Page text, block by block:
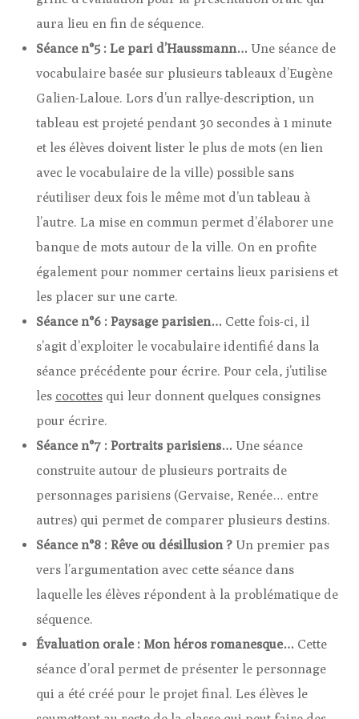
aura lieu en fin de séquence.
Séance n°5 : Le pari d’Haussmann… Une séance de
vocabulaire basée sur plusieurs tableaux d’Eugène
Galien-Laloue. Lors d’un rallye-description, un
tableau est projeté pendant 30 secondes à 1 minute
et les élèves doivent lister le plus de mots (en lien
avec le vocabulaire de la ville) possible sans
réutiliser deux fois le même mot d’un tableau à
l’autre. La mise en commun permet d’élaborer une
banque de mots autour de la ville. On en profite
également pour nommer certains lieux parisiens et
les placer sur une carte.
Séance n°6 : Paysage parisien… Cette fois-ci, il
s’agit d’exploiter le vocabulaire identifié dans la
séance précédente pour écrire. Pour cela, j’utilise
les cocottes qui leur donnent quelques consignes
pour écrire.
Séance n°7 : Portraits parisiens… Une séance
construite autour de plusieurs portraits de
personnages parisiens (Gervaise, Renée… entre
autres) qui permet de comparer plusieurs destins.
Séance n°8 : Rêve ou désillusion ? Un premier pas
vers l’argumentation avec cette séance dans
laquelle les élèves répondent à la problématique de
séquence.
Évaluation orale : Mon héros romanesque… Cette
séance d’oral permet de présenter le personnage
qui a été créé pour le projet final. Les élèves le